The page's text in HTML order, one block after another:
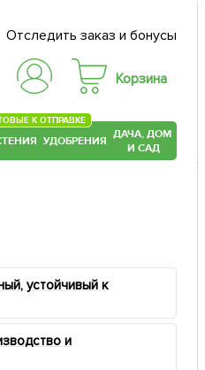
Отследить заказ и бонусы
Корзина
К ОТПРАВКЕ
УДОБРЕНИЯ ДАЧА, ДОМ
И САД
устойчивый к
и